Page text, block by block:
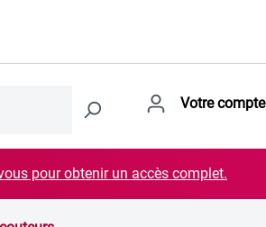
Votre compte
pour obtenir un accès complet.